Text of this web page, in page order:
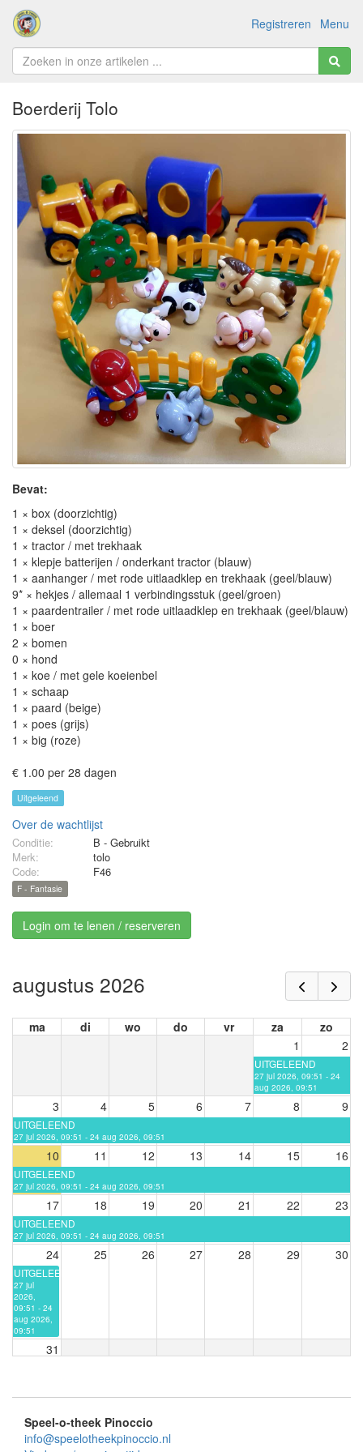
Menu
Registreren
Boerderij Tolo
Bevat:
1 × box (doorzichtig)
1 × deksel (doorzichtig)
1 × tractor / met trekhaak
1 × klepje batterijen / onderkant tractor (blauw)
1 × aanhanger / met rode uitlaadklep en trekhaak (geel/blauw)
9* × hekjes / allemaal 1 verbindingsstuk (geel/groen)
1 × paardentrailer / met rode uitlaadklep en trekhaak (geel/blauw)
1 × boer
2 × bomen
0 × hond
1 × koe / met gele koeienbel
1 × schaap
1 × paard (beige)
1 × poes (grijs)
1 × big (roze)
€ 1.00 per 28 dagen
Uitgeleend
Over de wachtlijst
Conditie:
B - Gebruikt
Merk:
tolo
Code:
F46
F - Fantasie
Login om te lenen / reserveren
augustus 2026
ma di wo do vr za
zo
1
2
UITGELEEND
27 jul 2026, 09:51 - 24
aug 2026, 09:51
3 4 5 6 7 8 9
UITGELEEND
27 jul 2026, 09:51 - 24 aug 2026, 09:51
10 11 12 13 14 15 16
UITGELEEND
27 jul 2026, 09:51 - 24 aug 2026, 09:51
17 18 19 20 21 22 23
UITGELEEND
27 jul 2026, 09:51 - 24 aug 2026, 09:51
24 25 26 27 28 29 30
UITGELEEND
27 jul
2026,
09:51 - 24
aug 2026,
09:51
31
Speel-o-theek Pinoccio
info@speelotheekpinoccio.nl